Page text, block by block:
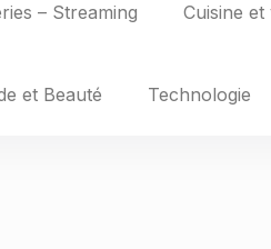
– Streaming Cuisine et
et Beauté Technologie